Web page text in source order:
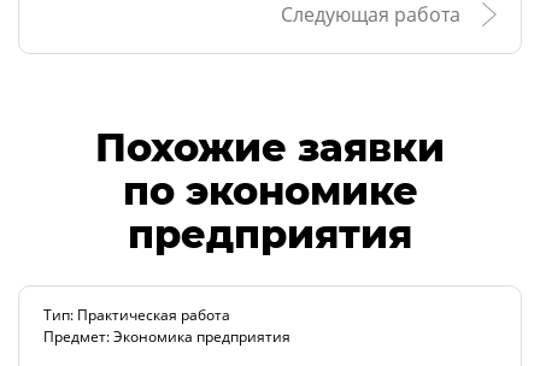
Следующая работа
Похожие заявки
по экономике
предприятия
Тип: Практическая работа
Предмет: Экономика предприятия